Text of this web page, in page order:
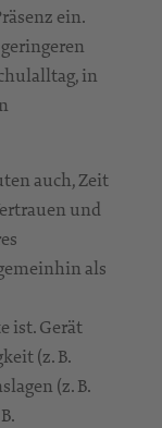
ein.
in
auch, Zeit
und
als
ist. Gerät
(z. B.
(z. B.